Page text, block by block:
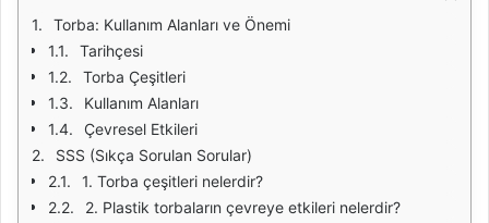
Torba: Kullanım Alanları ve Önemi
Tarihçesi
Torba Çeşitleri
Kullanım Alanları
Çevresel Etkileri
SSS (Sıkça Sorulan Sorular)
1. Torba çeşitleri nelerdir?
2. Plastik torbaların çevreye etkileri nelerdir?